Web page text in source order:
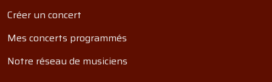
Créer un concert
Mes concerts programmés
Notre réseau de musiciens